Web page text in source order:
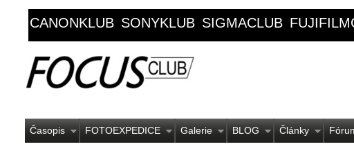
CANONKLUB SONYKLUB SIGMACLUB
Časopis FOTOEXPEDICE Galerie BLOG Články